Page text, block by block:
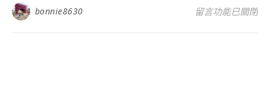
bonnie8630 在〈2023/3/22台
留言功能已關閉